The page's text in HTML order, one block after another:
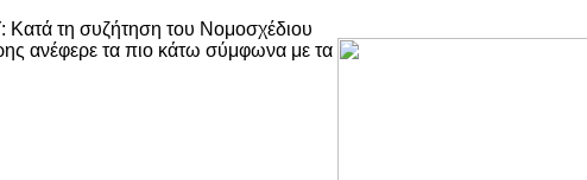
τη συζήτηση του Νομοσχέδιου
ανέφερε τα πιο κάτω σύμφωνα με τα